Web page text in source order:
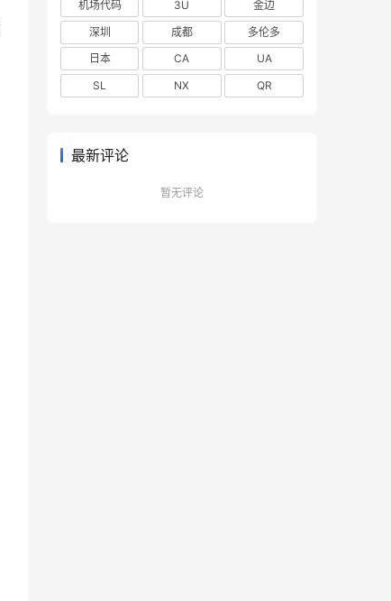
机场代码
3U
金边
深圳
成都
多伦多
日本
CA
UA
SL
NX QR
最新评论
暂无评论